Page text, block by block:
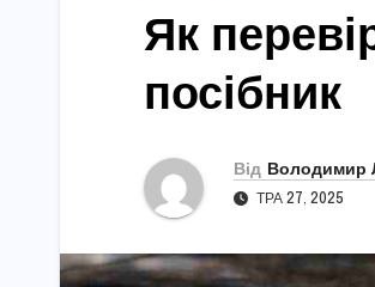
Як
посібник
Від Володимир
ТРА 27, 2025